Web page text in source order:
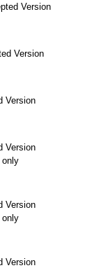
Version
Version
Version
Version
Version
Version